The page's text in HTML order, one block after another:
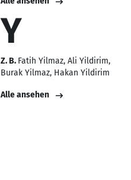
Y
Z. B. Fatih Yilmaz Ali Yildirim
Burak Yilmaz Hakan Yildirim
Alle ansehen